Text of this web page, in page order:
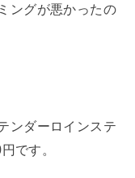
ングが悪かったの
ンダーロインステ
です。